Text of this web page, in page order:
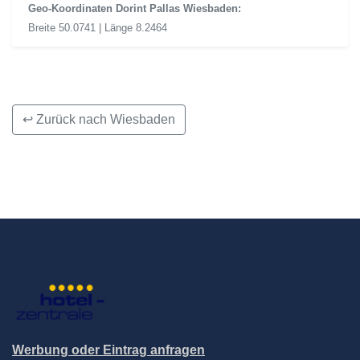
Geo-Koordinaten Dorint Pallas Wiesbaden:
Breite 50.0741 | Länge 8.2464
↩ Zurück nach Wiesbaden
Werbung oder Eintrag anfragen